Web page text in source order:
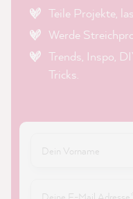
Teile Projekte,
Werde
Trends, Inspo,
Tricks.